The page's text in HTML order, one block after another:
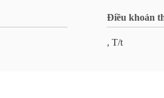
Điều khoản
, T/t